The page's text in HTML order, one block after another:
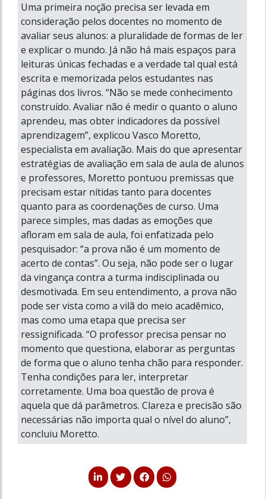
Uma primeira noção precisa ser levada em
consideração pelos docentes no momento de
avaliar seus alunos: a pluralidade de formas de ler
e explicar o mundo. Já não há mais espaços para
leituras únicas fechadas e a verdade tal qual está
escrita e memorizada pelos estudantes nas
páginas dos livros. “Não se mede conhecimento
construído. Avaliar não é medir o quanto o aluno
aprendeu, mas obter indicadores da possível
aprendizagem”, explicou Vasco Moretto,
especialista em avaliação. Mais do que apresentar
estratégias de avaliação em sala de aula de alunos
e professores, Moretto pontuou premissas que
precisam estar nítidas tanto para docentes
quanto para as coordenações de curso. Uma
parece simples, mas dadas as emoções que
afloram em sala de aula, foi enfatizada pelo
pesquisador: “a prova não é um momento de
acerto de contas”. Ou seja, não pode ser o lugar
da vingança contra a turma indisciplinada ou
desmotivada. Em seu entendimento, a prova não
pode ser vista como a vilã do meio acadêmico,
mas como uma etapa que precisa ser
ressignificada. “O professor precisa pensar no
momento que questiona, elaborar as perguntas
de forma que o aluno tenha chão para responder.
Tenha condições para ler, interpretar
corretamente. Uma boa questão de prova é
aquela que dá parâmetros. Clareza e precisão são
necessárias não importa qual o nível do aluno”,
concluiu Moretto.